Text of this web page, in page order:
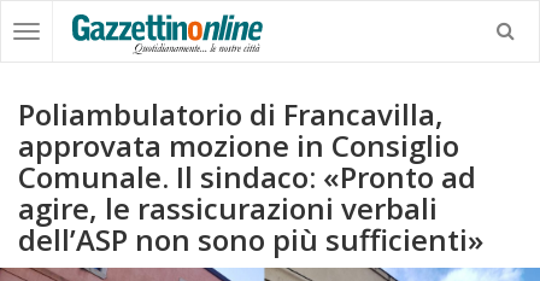
Poliambulatorio di Francavilla,
approvata mozione in Consiglio
Comunale. Il sindaco: «Pronto ad
agire, le rassicurazioni verbali
dell’ASP non sono più sufficienti»